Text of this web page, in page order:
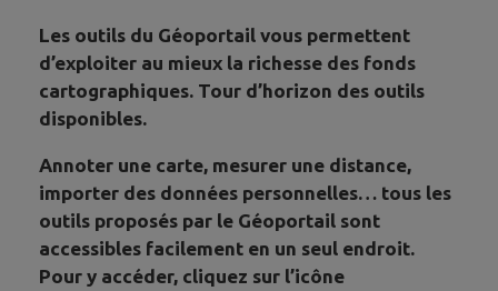
Les outils du Géoportail vous permettent
d’exploiter au mieux la richesse des fonds
cartographiques. Tour d’horizon des outils
disponibles.
Annoter une carte, mesurer une distance,
importer des données personnelles… tous les
outils proposés par le Géoportail sont
accessibles facilement en un seul endroit.
Pour y accéder, cliquez sur l’icône